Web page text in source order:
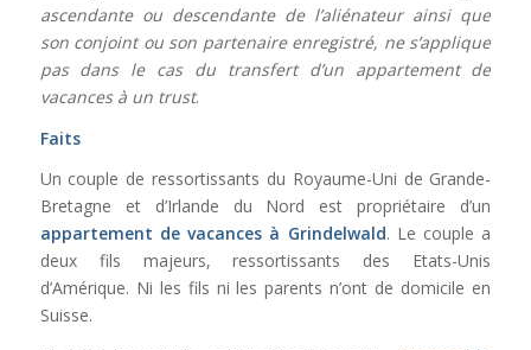
ascendante ou descendante de l’aliénateur ainsi que
son conjoint ou son partenaire enregistré, ne s’applique
pas dans le cas du transfert d’un appartement de
vacances à un trust.
Faits
Un couple de ressortissants du Royaume-Uni de Grande-
Bretagne et d’Irlande du Nord est propriétaire d’un
appartement de vacances à Grindelwald. Le couple a
deux fils majeurs, ressortissants des Etats-Unis
d’Amérique. Ni les fils ni les parents n’ont de domicile en
Suisse.